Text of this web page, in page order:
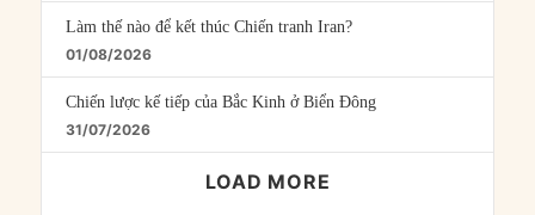
Làm thế nào để kết thúc Chiến tranh Iran?
01/08/2026
Chiến lược kế tiếp của Bắc Kinh ở Biển Đông
31/07/2026
LOAD MORE